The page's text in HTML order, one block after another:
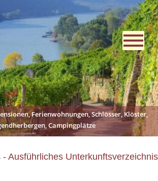
Ferienwohnungen, Schlösser, Klöster,
Campingplätze
Ausführliches Unterkunftsverzeichnis